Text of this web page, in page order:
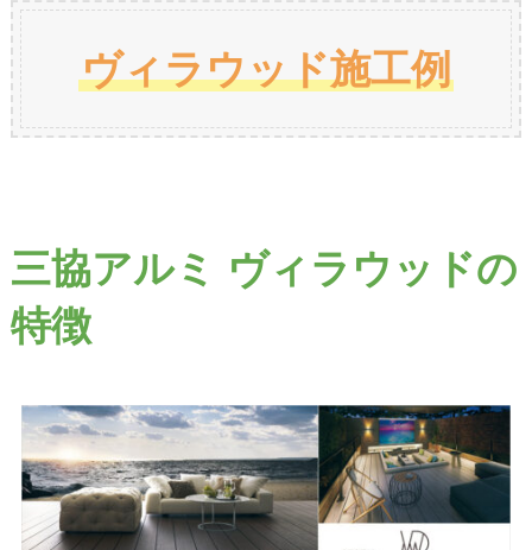
ヴィラウッド施工例
三協アルミ ヴィラウッドの
特徴